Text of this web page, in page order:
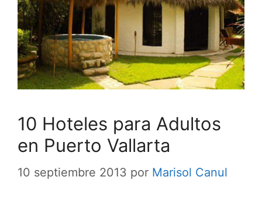
10 Hoteles para Adultos
en Puerto Vallarta
10 septiembre 2013 por Marisol Canul